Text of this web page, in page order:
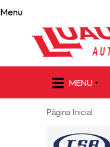
Menu
MENU
Página Inicial